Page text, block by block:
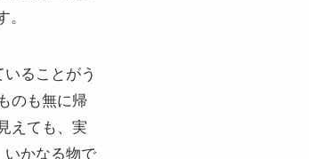
ることがう
のも無に帰
えても、実
いかなる物で